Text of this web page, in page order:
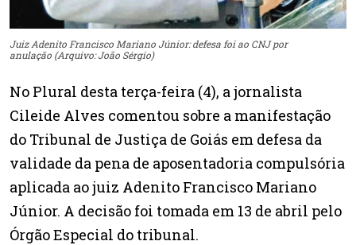
Juiz Adenito Francisco Mariano Júnior: defesa foi ao CNJ por
anulação (Arquivo: João Sérgio)
No Plural desta terça-feira (4), a jornalista
Cileide Alves comentou sobre a manifestação
do Tribunal de Justiça de Goiás em defesa da
validade da pena de aposentadoria compulsória
aplicada ao juiz Adenito Francisco Mariano
Júnior. A decisão foi tomada em 13 de abril pelo
Órgão Especial do tribunal.